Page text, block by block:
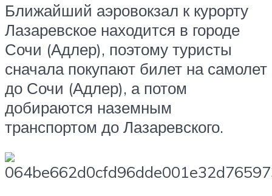
Ближайший аэровокзал к курорту
Лазаревское находится в городе
Сочи (Адлер), поэтому туристы
сначала покупают билет на самолет
до Сочи (Адлер), а потом
добираются наземным
транспортом до Лазаревского.